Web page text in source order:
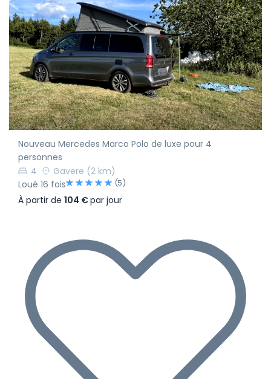
Nouveau Mercedes Marco Polo de luxe pour 4
personnes
4
Gavere (2 km)
Loué 16 fois
(5)
À partir de 104 €par jour